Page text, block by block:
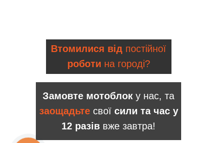
Замовте мотоблок у нас, та
заощадьтесвої сили та час у
12 разів вже завтра!
Втомилися від постійної
роботи на городі?